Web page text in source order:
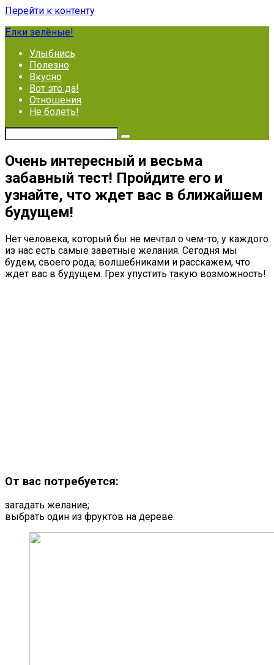
Перейти к контенту
Ёлки зелёные!
Улыбнись
Полезно
Вкусно
Вот это да!
Отношения
Не болеть!
Очень интересный и весьма
забавный тест! Пройдите его и
узнайте, что ждет вас в ближайшем
будущем!
Нет человека, который бы не мечтал о чем-то, у каждого
из нас есть самые заветные желания. Сегодня мы
будем, своего рода, волшебниками и расскажем, что
ждет вас в будущем. Грех упустить такую возможность!
От вас потребуется:
загадать желание;
выбрать один из фруктов на дереве.